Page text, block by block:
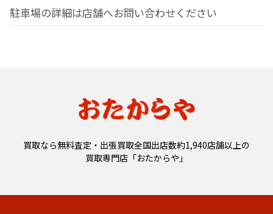
駐車場の詳細は店舗へお問い合わせください
買取なら無料査定・出張買取全国出店数約1,940店舗以上の
買取専門店「おたからや」